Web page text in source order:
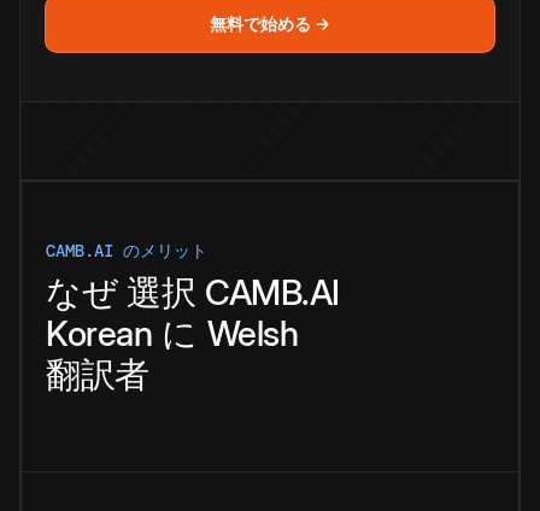
無料で始める →
CAMB.AI のメリット
なぜ 選択 CAMB.AI
Korean に Welsh
翻訳者